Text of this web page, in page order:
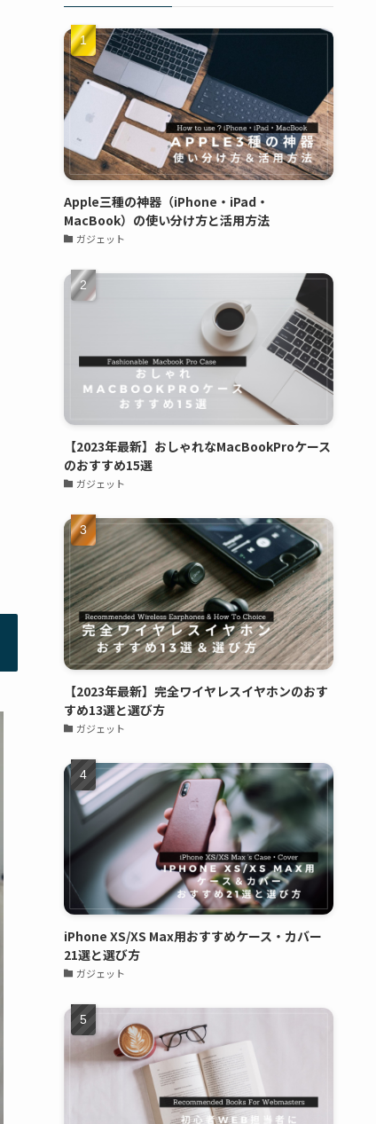
Apple三種の神器（iPhone・iPad・
MacBook）の使い分け方と活用方法
ガジェット
【2023年最新】おしゃれなMacBookProケース
のおすすめ15選
ガジェット
【2023年最新】完全ワイヤレスイヤホンのおす
すめ13選と選び方
ガジェット
iPhone XS/XS Max用おすすめケース・カバー
21選と選び方
ガジェット